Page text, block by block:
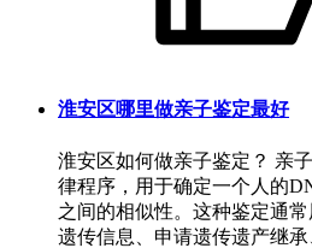
淮安区哪里做亲子鉴定最好
淮安区如何做亲子鉴定？ 亲
律程序，用于确定一个人的
之间的相似性。这种鉴定通
遗传信息、申请遗传遗产继